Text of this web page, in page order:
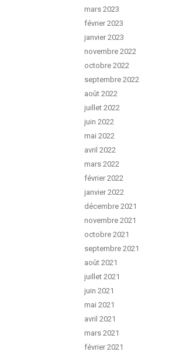
mars 2023
février 2023
janvier 2023
novembre 2022
octobre 2022
septembre 2022
août 2022
juillet 2022
juin 2022
mai 2022
avril 2022
mars 2022
février 2022
janvier 2022
décembre 2021
novembre 2021
octobre 2021
septembre 2021
août 2021
juillet 2021
juin 2021
mai 2021
avril 2021
mars 2021
février 2021